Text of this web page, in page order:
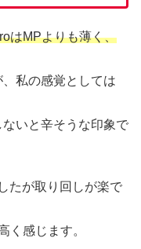
はMPよりも薄く、
私の感覚としては
いと辛そうな印象で
たが取り回しが楽で
く感じます。